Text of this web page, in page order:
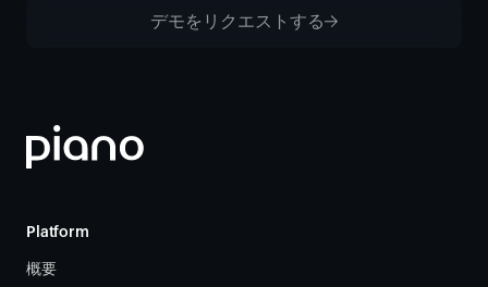
デモをリクエストする
Platform
概要